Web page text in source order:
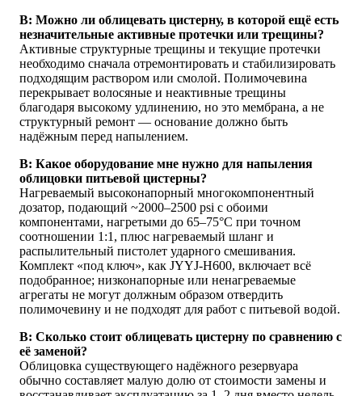
В: Можно ли облицевать цистерну, в которой ещё есть
незначительные активные протечки или трещины?
Активные структурные трещины и текущие протечки
необходимо сначала отремонтировать и стабилизировать
подходящим раствором или смолой. Полимочевина
перекрывает волосяные и неактивные трещины
благодаря высокому удлинению, но это мембрана, а не
структурный ремонт — основание должно быть
надёжным перед напылением.
В: Какое оборудование мне нужно для напыления
облицовки питьевой цистерны?
Нагреваемый высоконапорный многокомпонентный
дозатор, подающий ~2000–2500 psi с обоими
компонентами, нагретыми до 65–75°C при точном
соотношении 1:1, плюс нагреваемый шланг и
распылительный пистолет ударного смешивания.
Комплект «под ключ», как JYYJ-H600, включает всё
подобранное; низконапорные или ненагреваемые
агрегаты не могут должным образом отвердить
полимочевину и не подходят для работ с питьевой водой.
В: Сколько стоит облицевать цистерну по сравнению с
её заменой?
Облицовка существующего надёжного резервуара
обычно составляет малую долю от стоимости замены и